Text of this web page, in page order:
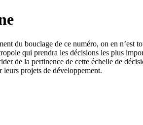
du bouclage de ce numéro, on en n’est
qui prendra les décisions les plus
de la pertinence de cette échelle de
projets de développement.